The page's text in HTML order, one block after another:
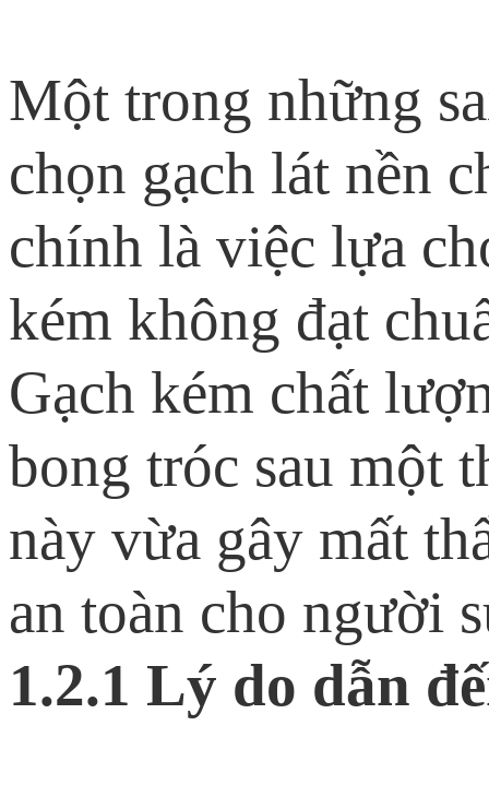
Một trong những
chọn gạch lát nền
chính là việc lựa
kém không đạt
Gạch kém chất
bong tróc sau một
này vừa gây mất
an toàn cho người
1.2.1 Lý do dẫn